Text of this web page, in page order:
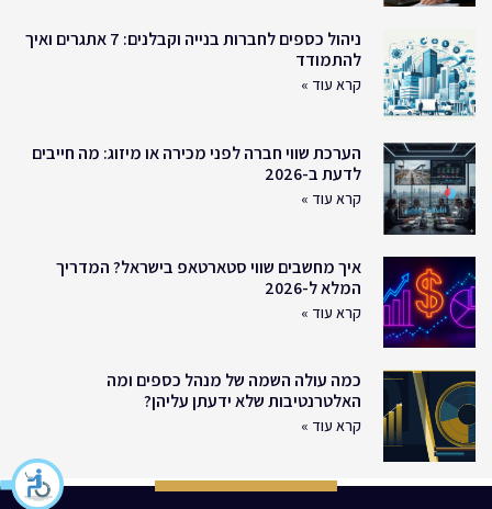
ניהול כספים לחברות בנייה וקבלנים: 7 אתגרים ואיך
להתמודד
קרא עוד »
הערכת שווי חברה לפני מכירה או מיזוג: מה חייבים
לדעת ב-2026
קרא עוד »
איך מחשבים שווי סטארטאפ בישראל? המדריך
המלא ל-2026
קרא עוד »
כמה עולה השמה של מנהל כספים ומה
האלטרנטיבות שלא ידעתן עליהן?
קרא עוד »